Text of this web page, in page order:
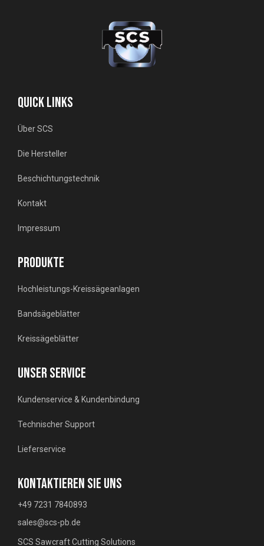
QUICK LINKS
Über SCS
Die Hersteller
Beschichtungstechnik
Kontakt
Impressum
PRODUKTE
Hochleistungs-Kreissägeanlagen
Bandsägeblätter
Kreissägeblätter
UNSER SERVICE
Kundenservice & Kundenbindung
Technischer Support
Lieferservice
KONTAKTIEREN SIE UNS
+49 7231 7840893
sales@scs-pb.de
SCS Sawcraft Cutting Solutions